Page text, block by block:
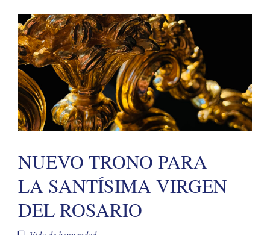
NUEVO TRONO PARA
LA SANTÍSIMA VIRGEN
DEL ROSARIO